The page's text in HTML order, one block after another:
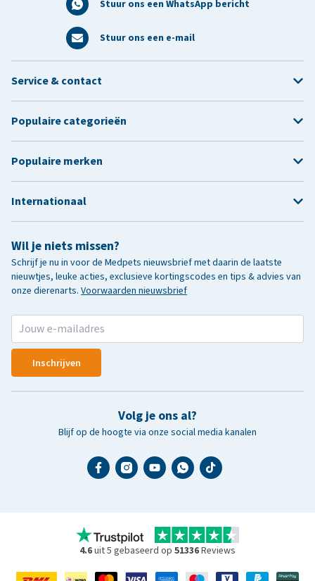
Stuur ons een WhatsApp bericht
Stuur ons een e-mail
Wil je niets missen?
Schrijf je nu in voor de Medpets nieuwsbrief met daarin de laatste
nieuwtjes, leuke acties, exclusieve kortingscodes en tips & advies van
onze dierenarts. Voorwaarden nieuwsbrief
Inschrijven
Volg je ons al?
Blijf op de hoogte via onze social media kanalen
Service & contact
Populaire categorieën
Populaire merken
Internationaal
4.6uit 5 gebaseerd op 51336Reviews